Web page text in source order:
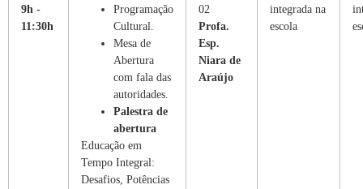
9h -
11:30h
Programação
Cultural.
Mesa de
Abertura
com fala das
autoridades.
Palestra de
abertura
Educação em
Tempo Integral:
Desafios, Potências
02
Profa.
Esp.
Niara de
Araújo
integrada na
escola